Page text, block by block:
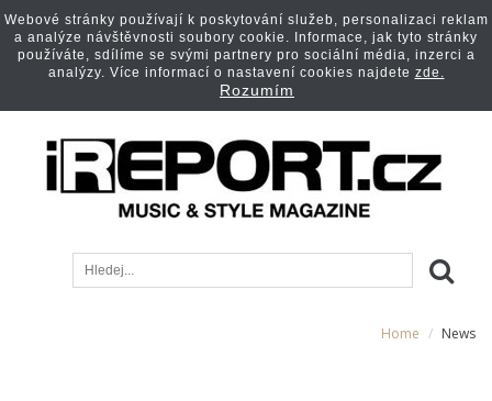
Home News
Webové stránky používají k poskytování služeb, personalizaci reklam
a analýze návštěvnosti soubory cookie. Informace, jak tyto stránky
používáte, sdílíme se svými partnery pro sociální média, inzerci a
analýzy. Více informací o nastavení cookies najdete zde.
Rozumím